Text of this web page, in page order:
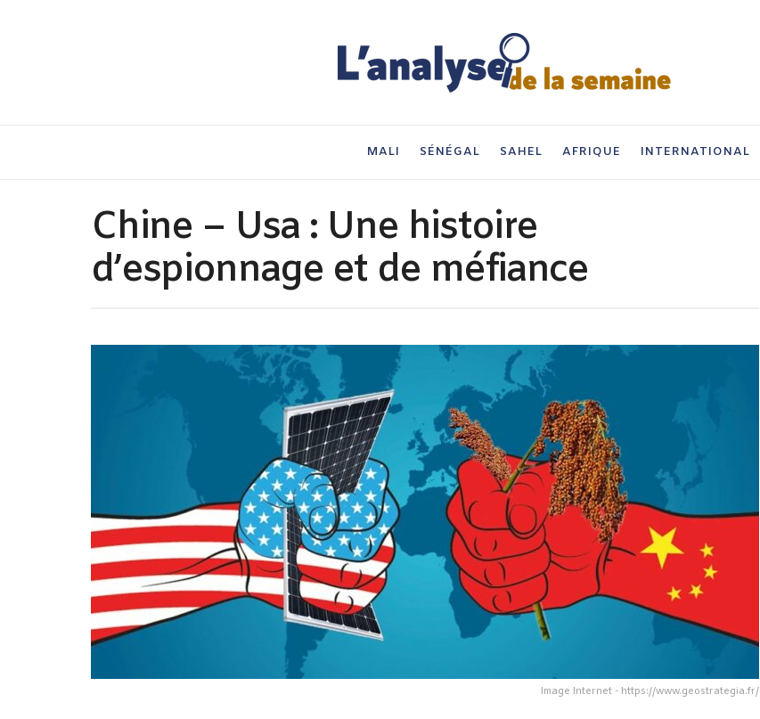
MALI SÉNÉGAL SAHEL AFRIQUE INTERNATIONAL
Chine – Usa : Une histoire
d’espionnage et de méfiance
Image Internet - https://www.geostrategia.fr/